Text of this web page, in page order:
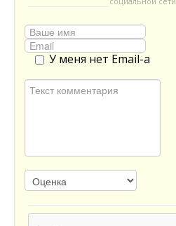
У меня нет Email-а